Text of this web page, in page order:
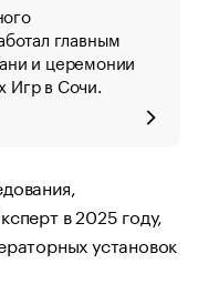
главным
и церемонии
Игр в Сочи.
в 2025 году,
установок